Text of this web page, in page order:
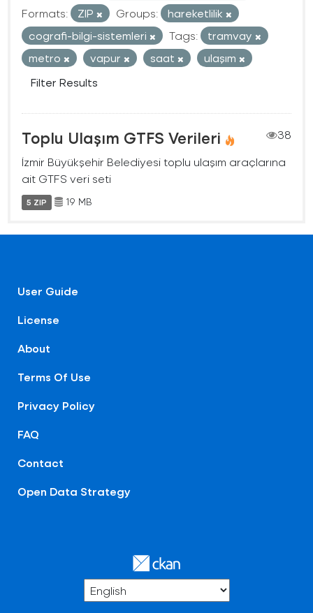
Formats:
ZIP Groups:
hareketlilik
cografi-bilgi-sistemleri
Tags:
tramvay
metro
vapur saat
ulaşım
Filter Results
Toplu Ulaşım GTFS Verileri
38
İzmir Büyükşehir Belediyesi toplu ulaşım araçlarına
ait GTFS veri seti
5 ZIP 19 MB
User Guide
License
About
Terms Of Use
Privacy Policy
FAQ
Contact
Open Data Strategy